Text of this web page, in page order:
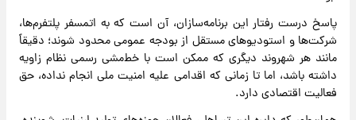
پاسخ درست رفتار این برنامه‌سازان، آن است که به اتمسفر پلتفرم‌ها،
شرکت‌ها و استودیوهای مستقل از بودجه عمومی محدود شوند؛ دقیقاً
مانند هر شهروند دیگری که ممکن است با خط‌مشی رسمی نظام زاویه
داشته باشد، اما تا زمانی که اقدامی علیه امنیت ملی انجام نداده، حق
فعالیت اقتصادی دارد.